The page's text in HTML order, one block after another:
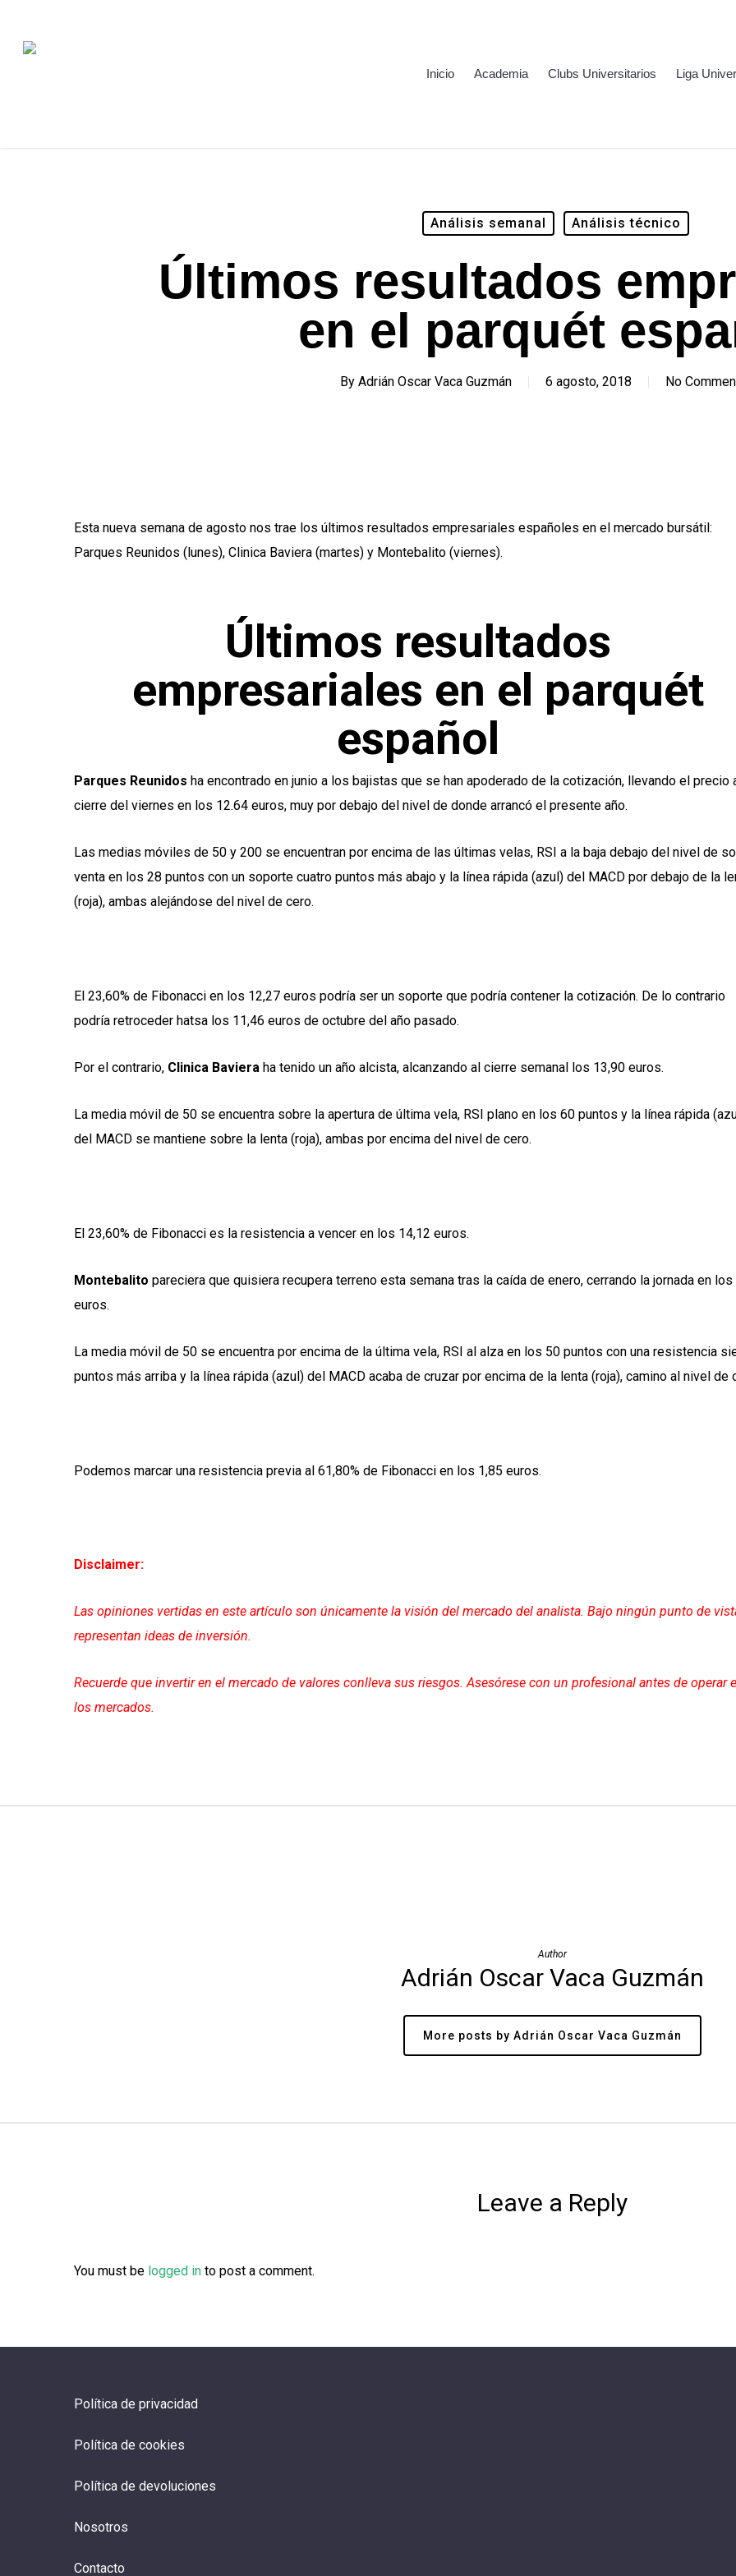
Inicio Academia Clubs Universitarios Liga
Análisis semanal Análisis técnico
Últimos resultados
en el parquét
By Adrián Oscar Vaca Guzmán 6 agosto, 2018 No
Esta nueva semana de agosto nos trae los últimos resultados empresariales españoles en el mercado bursátil:
Parques Reunidos (lunes), Clinica Baviera (martes) y Montebalito (viernes).
Últimos resultados
empresariales en el parquét
español
Parques Reunidos ha encontrado en junio a los bajistas que se han apoderado de la cotización, llevando el precio
cierre del viernes en los 12.64 euros, muy por debajo del nivel de donde arrancó el presente año.
Las medias móviles de 50 y 200 se encuentran por encima de las últimas velas, RSI a la baja debajo del nivel de
venta en los 28 puntos con un soporte cuatro puntos más abajo y la línea rápida (azul) del MACD por debajo de la
(roja), ambas alejándose del nivel de cero.
El 23,60% de Fibonacci en los 12,27 euros podría ser un soporte que podría contener la cotización. De lo contrario
podría retroceder hatsa los 11,46 euros de octubre del año pasado.
Por el contrario, Clinica Baviera ha tenido un año alcista, alcanzando al cierre semanal los 13,90 euros.
La media móvil de 50 se encuentra sobre la apertura de última vela, RSI plano en los 60 puntos y la línea rápida
del MACD se mantiene sobre la lenta (roja), ambas por encima del nivel de cero.
El 23,60% de Fibonacci es la resistencia a vencer en los 14,12 euros.
Montebalito pareciera que quisiera recupera terreno esta semana tras la caída de enero, cerrando la jornada en los
euros.
La media móvil de 50 se encuentra por encima de la última vela, RSI al alza en los 50 puntos con una resistencia
puntos más arriba y la línea rápida (azul) del MACD acaba de cruzar por encima de la lenta (roja), camino al nivel de
Podemos marcar una resistencia previa al 61,80% de Fibonacci en los 1,85 euros.
Disclaimer:
Las opiniones vertidas en este artículo son únicamente la visión del mercado del analista. Bajo ningún punto de
representan ideas de inversión.
Recuerde que invertir en el mercado de valores conlleva sus riesgos. Asesórese con un profesional antes de operar
los mercados.
Author
Adrián Oscar Vaca Guzmán
More posts by Adrián Oscar Vaca Guzmán
Leave a Reply
You must be logged in to post a comment.
Política de privacidad
Política de cookies
Política de devoluciones
Nosotros
Contacto